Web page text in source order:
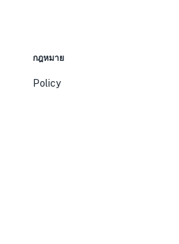
กฎหมาย
Policy